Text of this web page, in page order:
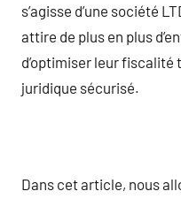
s’agisse d’une société
attire de plus en plus
d’optimiser leur fiscalité
juridique sécurisé.
Dans cet article, nous